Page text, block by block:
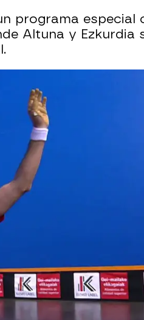
programa especial
Altuna y Ezkurdia